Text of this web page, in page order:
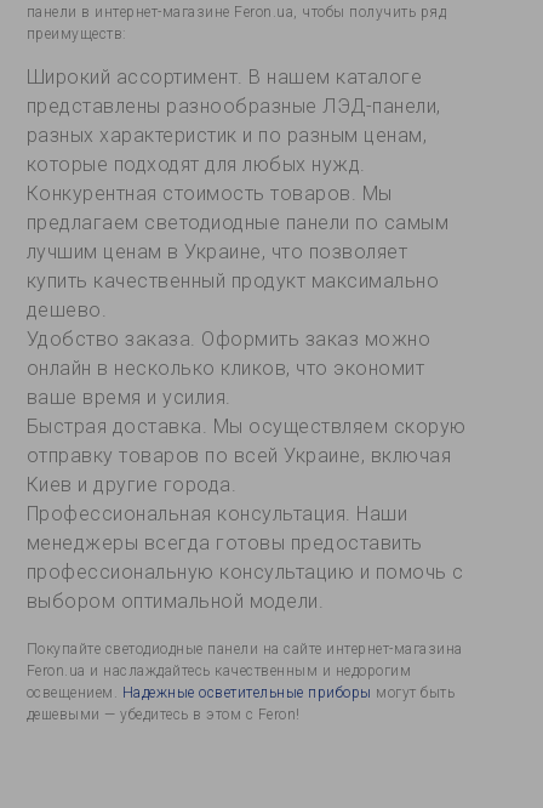
панели в интернет-магазине Feron.ua, чтобы получить ряд
преимуществ:
Широкий ассортимент. В нашем каталоге
представлены разнообразные ЛЭД-панели,
разных характеристик и по разным ценам,
которые подходят для любых нужд.
Конкурентная стоимость товаров. Мы
предлагаем светодиодные панели по самым
лучшим ценам в Украине, что позволяет
купить качественный продукт максимально
дешево.
Удобство заказа. Оформить заказ можно
онлайн в несколько кликов, что экономит
ваше время и усилия.
Быстрая доставка. Мы осуществляем скорую
отправку товаров по всей Украине, включая
Киев и другие города.
Профессиональная консультация. Наши
менеджеры всегда готовы предоставить
профессиональную консультацию и помочь с
выбором оптимальной модели.
Покупайте светодиодные панели на сайте интернет-магазина
Feron.ua и наслаждайтесь качественным и недорогим
освещением. Надежные осветительные приборы могут быть
дешевыми — убедитесь в этом с Feron!